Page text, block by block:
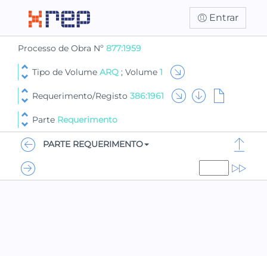
Entrar
Processo de Obra Nº 877:1959
Tipo de Volume ARQ ; Volume 1
Requerimento/Registo 386:1961
Parte Requerimento
PARTE REQUERIMENTO